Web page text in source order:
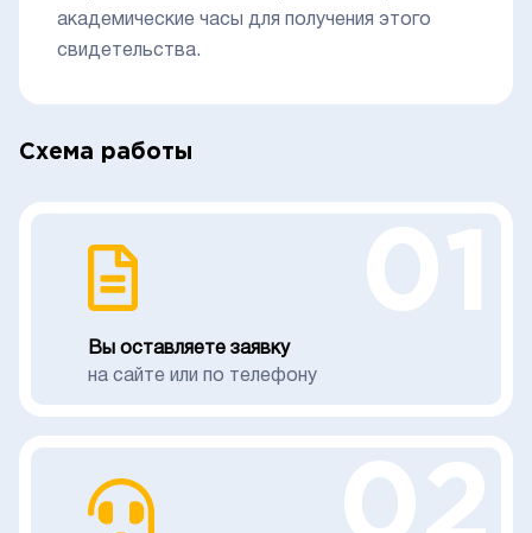
академические часы для получения этого
свидетельства.
Схема работы
Вы оставляете заявку
на сайте или по телефону